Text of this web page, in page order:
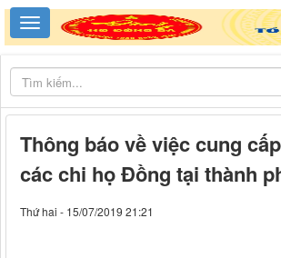
Thông báo về việc cung
các chi họ Đồng tại thành
Thứ hai - 15/07/2019 21:21